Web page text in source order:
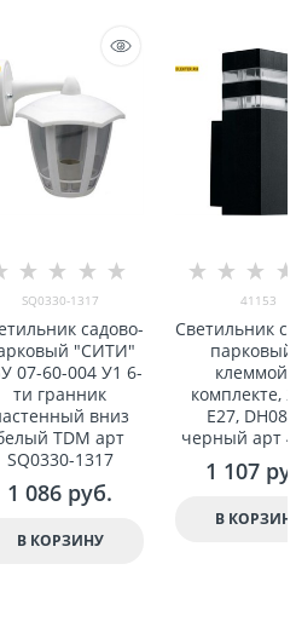
SQ0330-1317
садово-
"СИТИ"
07-60-004 У1 6-
ти гранник
вниз
TDM арт
SQ0330-1317
1 086 руб.
В КОРЗИНУ
41153
Светильник
парковый
клеммой
комплекте,
E27,
черный арт
1 107
В